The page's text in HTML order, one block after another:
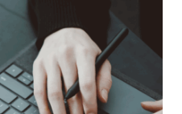
ce
10
2025